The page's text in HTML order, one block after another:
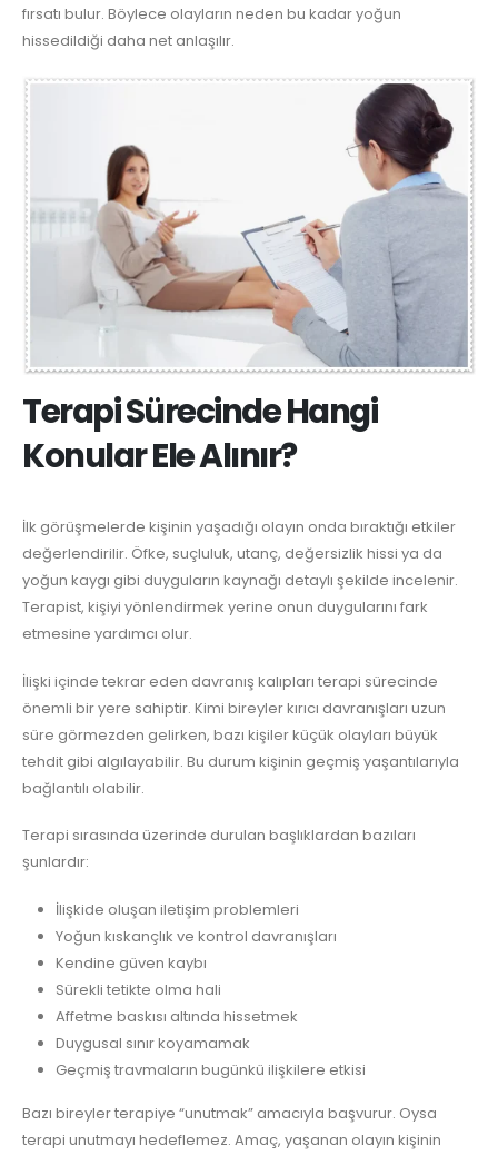
fırsatı bulur. Böylece olayların neden bu kadar yoğun
hissedildiği daha net anlaşılır.
Terapi Sürecinde Hangi
Konular Ele Alınır?
İlk görüşmelerde kişinin yaşadığı olayın onda bıraktığı etkiler
değerlendirilir. Öfke, suçluluk, utanç, değersizlik hissi ya da
yoğun kaygı gibi duyguların kaynağı detaylı şekilde incelenir.
Terapist, kişiyi yönlendirmek yerine onun duygularını fark
etmesine yardımcı olur.
İlişki içinde tekrar eden davranış kalıpları terapi sürecinde
önemli bir yere sahiptir. Kimi bireyler kırıcı davranışları uzun
süre görmezden gelirken, bazı kişiler küçük olayları büyük
tehdit gibi algılayabilir. Bu durum kişinin geçmiş yaşantılarıyla
bağlantılı olabilir.
Terapi sırasında üzerinde durulan başlıklardan bazıları
şunlardır:
İlişkide oluşan iletişim problemleri
Yoğun kıskançlık ve kontrol davranışları
Kendine güven kaybı
Sürekli tetikte olma hali
Affetme baskısı altında hissetmek
Duygusal sınır koyamamak
Geçmiş travmaların bugünkü ilişkilere etkisi
Bazı bireyler terapiye “unutmak” amacıyla başvurur. Oysa
terapi unutmayı hedeflemez. Amaç, yaşanan olayın kişinin